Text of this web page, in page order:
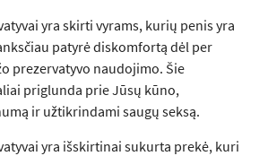
yra skirti vyrams, kurių penis yra
patyrė diskomfortą dėl per
prezervatyvo naudojimo. Šie
priglunda prie Jūsų kūno,
ir užtikrindami saugų seksą.
yra išskirtinai sukurta prekė, kuri